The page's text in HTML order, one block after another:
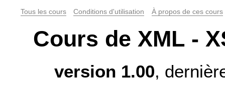
Tous les cours Conditions d'utilisation À propos de ces cours
Cours de XML -
version 1.00,